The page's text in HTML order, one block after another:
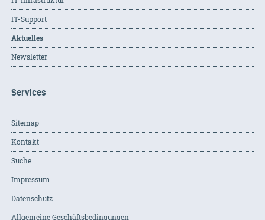
IT-Support
Aktuelles
Newsletter
Services
Sitemap
Kontakt
Suche
Impressum
Datenschutz
Allgemeine Geschäftsbedingungen